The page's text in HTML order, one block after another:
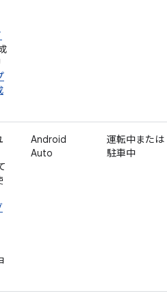
Android
Auto
運転中または
駐車中